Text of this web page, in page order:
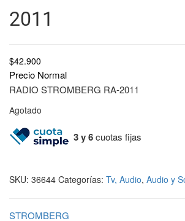
2011
$42.900
Precio Normal
RADIO STROMBERG RA-2011
Agotado
3 y 6cuotas fijas
SKU: 36644 Categorías: Tv, Audio, Audio y
STROMBERG